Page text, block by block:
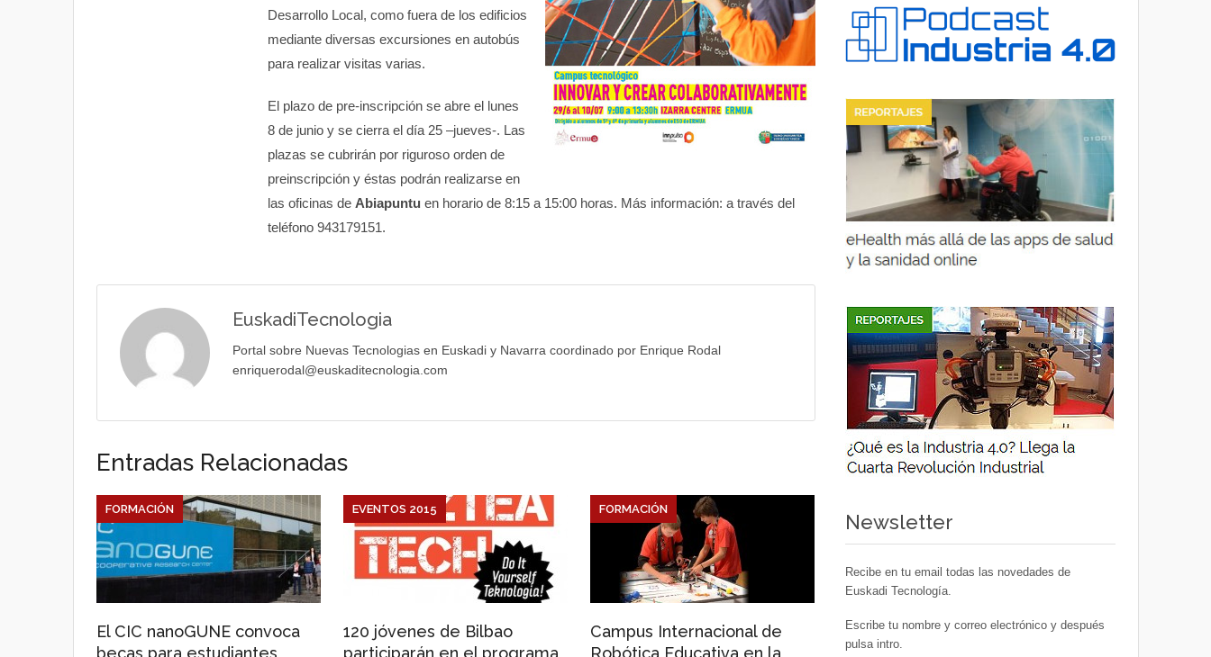
Desarrollo Local, como fuera de los edificios
mediante diversas excursiones en autobús
para realizar visitas varias.
El plazo de pre-inscripción se abre el lunes
8 de junio y se cierra el día 25 –jueves-. Las
plazas se cubrirán por riguroso orden de
preinscripción y éstas podrán realizarse en
las oficinas de Abiapuntu en horario de 8:15 a 15:00 horas. Más información: a través del
teléfono 943179151.
EuskadiTecnologia
Portal sobre Nuevas Tecnologias en Euskadi y Navarra coordinado por Enrique Rodal
enriquerodal@euskaditecnologia.com
Entradas Relacionadas
El CIC nanoGUNE convoca
becas para estudiantes
FORMACIÓN
120 jóvenes de Bilbao
participarán en el programa
EVENTOS 2015
Campus Internacional de
Robótica Educativa en la
FORMACIÓN
Newsletter
Recibe en tu email todas las novedades de
Euskadi Tecnología.
Escribe tu nombre y correo electrónico y después
pulsa intro.